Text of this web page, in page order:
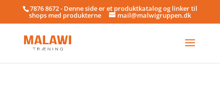
7876 8672 - Denne side er et produktkatalog og linker til
shops med produkterne mail@malwigruppen.dk